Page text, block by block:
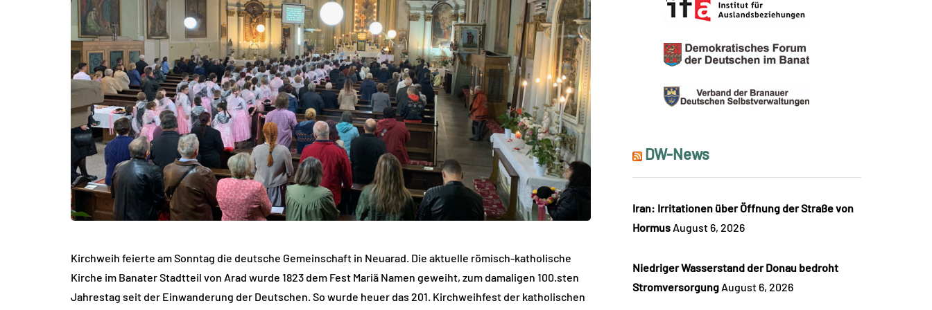
Kirchweih feierte am Sonntag die deutsche Gemeinschaft in Neuarad. Die aktuelle römisch-katholische
Kirche im Banater Stadtteil von Arad wurde 1823 dem Fest Mariä Namen geweiht, zum damaligen 100.sten
Jahrestag seit der Einwanderung der Deutschen. So wurde heuer das 201. Kirchweihfest der katholischen
DW-News
Iran: Irritationen über Öffnung der Straße von
Hormus August 6, 2026
Niedriger Wasserstand der Donau bedroht
Stromversorgung August 6, 2026